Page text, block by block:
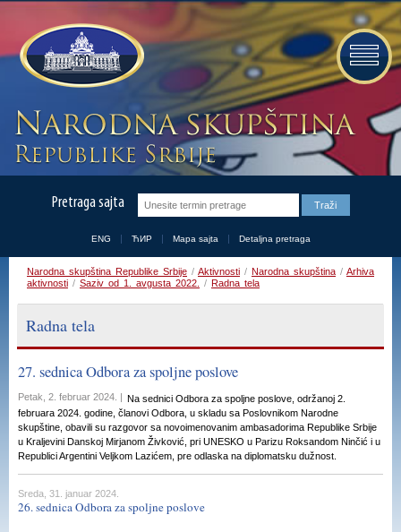
Pretraga sajta
ENG ЋИР Mapa sajta Detaljna pretraga
Narodna skupština Republike Srbije / Aktivnosti / Narodna skupština / Arhiva
aktivnosti / Saziv od 1. avgusta 2022. / Radna tela
Radna tela
27. sednica Odbora za spoljne poslove
Petak, 2. februar 2024. | Na sednici Odbora za spoljne poslove, održanoj 2.
februara 2024. godine, članovi Odbora, u skladu sa Poslovnikom Narodne
skupštine, obavili su razgovor sa novoimenovanim ambasadorima Republike Srbije
u Kraljevini Danskoj Mirjanom Živković, pri UNESKO u Parizu Roksandom Ninčić i u
Republici Argentini Veljkom Lazićem, pre odlaska na diplomatsku dužnost.
Sreda, 31. januar 2024.
26. sednica Odbora za spoljne poslove